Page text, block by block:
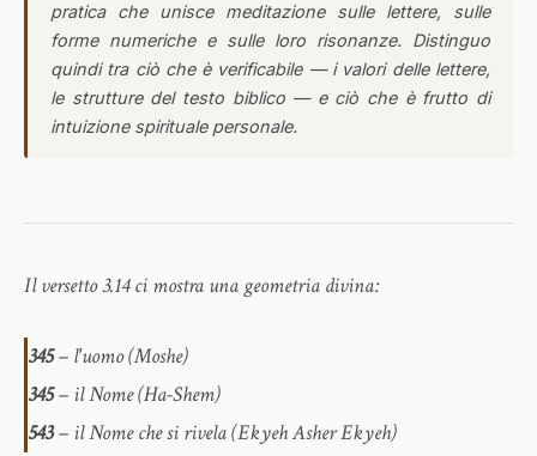
pratica che unisce meditazione sulle lettere, sulle
forme numeriche e sulle loro risonanze. Distinguo
quindi tra ciò che è verificabile — i valori delle lettere,
le strutture del testo biblico — e ciò che è frutto di
intuizione spirituale personale.
Il versetto 3.14 ci mostra una geometria divina:
345– l'uomo (Moshe)
345– il Nome (Ha-Shem)
543– il Nome che si rivela (Ekyeh Asher Ekyeh)